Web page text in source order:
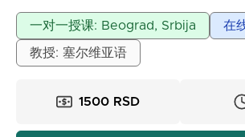
一对一授课: Beograd, Srbija 在
教授: 塞尔维亚语
1500 RSD